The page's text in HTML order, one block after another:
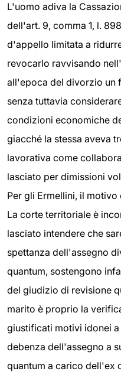
L'uomo adiva la
dell'art. 9, comma 1, l.
d'appello limitata a
revocarlo ravvisando
all'epoca del divorzio un
senza tuttavia
condizioni economiche
giacché la stessa aveva
lavorativa come
lasciato per dimissioni
Per gli Ermellini, il motivo
La corte territoriale è
lasciato intendere che
spettanza dell'assegno
quantum, sostengono
del giudizio di revisione
marito è proprio la
giustificati motivi idonei
debenza dell'assegno a
quantum a carico dell'ex